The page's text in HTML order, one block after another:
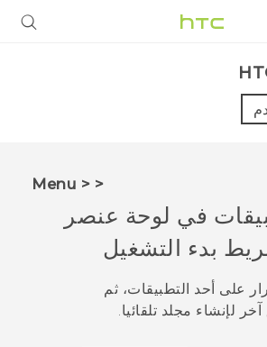
< < Menu
في لوحة عنصر
بدء التشغيل
على أحد التطبيقات، ثم
لإنشاء مجلد تلقائيا.